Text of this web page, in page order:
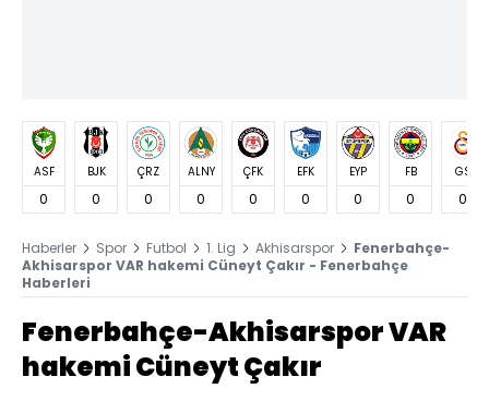
ASF
0
BJK
0
ÇRZ
0
ALNY
0
ÇFK
0
EFK
0
EYP
0
FB
0
GS
0
Haberler Spor Futbol 1. Lig Akhisarspor
Fenerbahçe-
Akhisarspor VAR hakemi Cüneyt Çakır - Fenerbahçe
Haberleri
Fenerbahçe-Akhisarspor VAR
hakemi Cüneyt Çakır